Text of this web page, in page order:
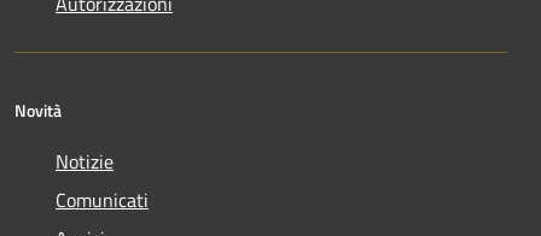
Novità
Notizie
Comunicati